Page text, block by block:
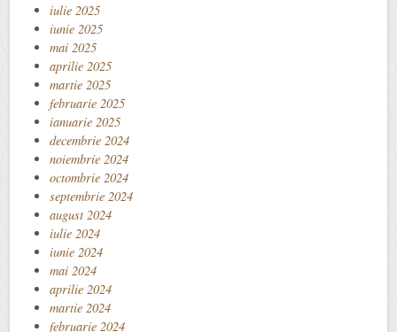
iulie 2025
iunie 2025
mai 2025
aprilie 2025
martie 2025
februarie 2025
ianuarie 2025
decembrie 2024
noiembrie 2024
octombrie 2024
septembrie 2024
august 2024
iulie 2024
iunie 2024
mai 2024
aprilie 2024
martie 2024
februarie 2024